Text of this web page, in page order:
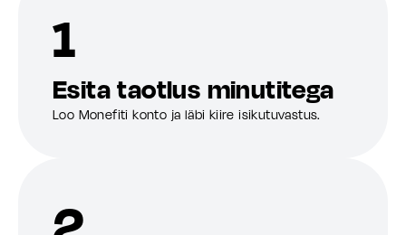
1
Esita taotlus minutitega
Loo Monefiti konto ja läbi kiire isikutuvastus.